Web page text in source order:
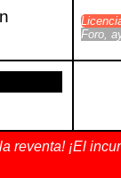
Foro,
reventa! ¡El